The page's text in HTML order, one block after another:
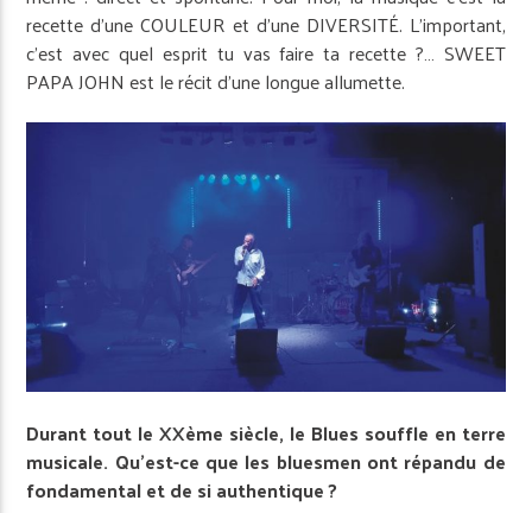
recette d’une COULEUR et d’une DIVERSITÉ. L’important,
c’est avec quel esprit tu vas faire ta recette ?… SWEET
PAPA JOHN est le récit d’une longue allumette.
Durant tout le XXème siècle, le Blues souffle en terre
musicale. Qu’est-ce que les bluesmen ont répandu de
fondamental et de si authentique ?